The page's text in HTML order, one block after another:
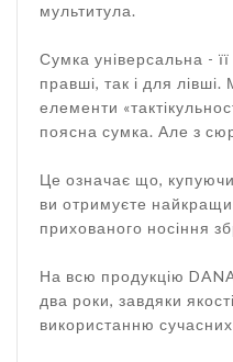
мультитула.
Сумка універсальна -
правші, так і для
елементи
поясна сумка. Але з
Це означає що,
ви отримуєте
прихованого носіння
На всю продукцію
два роки, завдяки
використанню сучасних